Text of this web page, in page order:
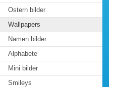
Ostern bilder
Wallpapers
Namen bilder
Alphabete
Mini bilder
Smileys